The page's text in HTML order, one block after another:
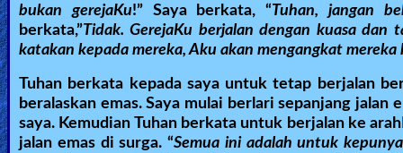
bukan gerejaKu!” Saya berkata, “Tuhan, jangan
berkata,”Tidak. GerejaKu berjalan dengan kuasa dan
katakan kepada mereka, Aku akan mengangkat mereka
Tuhan berkata kepada saya untuk tetap berjalan
beralaskan emas. Saya mulai berlari sepanjang
saya. Kemudian Tuhan berkata untuk berjalan ke
jalan emas di surga. “Semua ini adalah untuk